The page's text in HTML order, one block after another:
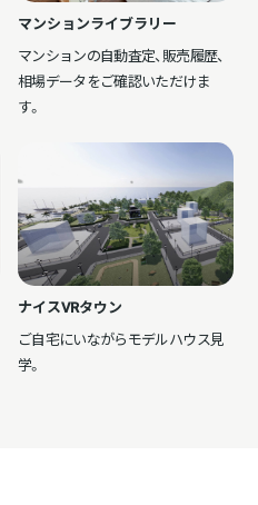
マンションライブラリー
マンションの自動査定、販売履歴、
相場データをご確認いただけま
す。
ナイスVRタウン
ご自宅にいながらモデルハウス見
学。